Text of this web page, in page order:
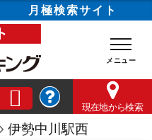
月極検索サイト
現在地から検索
伊勢中川駅西